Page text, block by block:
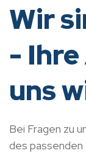
Wir
-
uns
Bei Fragen zu
des passenden